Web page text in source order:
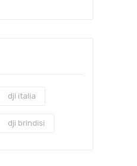
dji italia
dji brindisi